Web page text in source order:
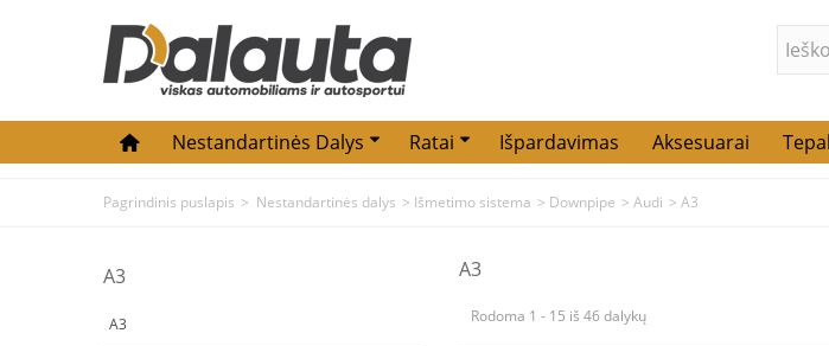
Nestandartinės Dalys Ratai Išpardavimas Aksesuarai
Pagrindinis puslapis > Nestandartinės dalys > Išmetimo sistema > Downpipe > Audi > A3
A3
A3
A3
Rodoma 1 - 15 iš 46 dalykų